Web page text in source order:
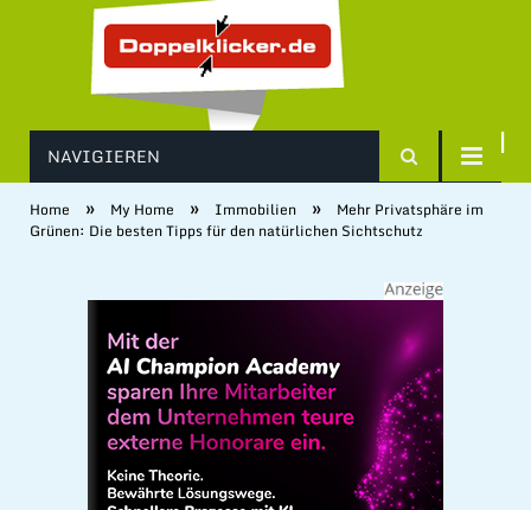
NAVIGIEREN
Home » My Home » Immobilien »
Mehr Privatsphäre im
Grünen: Die besten Tipps für den natürlichen Sichtschutz